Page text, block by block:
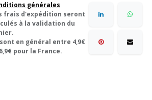
générales
frais d'expédition seront
à la validation du
en général entre 4,9€
pour la France.